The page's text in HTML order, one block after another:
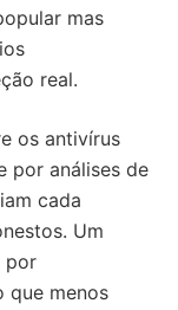
mas
real.
os antivírus
por análises de
cada
Um
por
que menos